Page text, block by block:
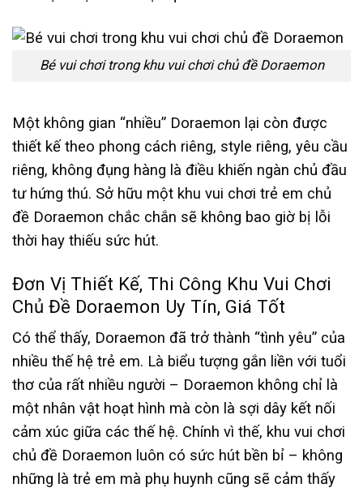
Bé vui chơi trong khu vui chơi chủ đề Doraemon
Một không gian “nhiều” Doraemon lại còn được
thiết kế theo phong cách riêng, style riêng, yêu cầu
riêng, không đụng hàng là điều khiến ngàn chủ đầu
tư hứng thú. Sở hữu một khu vui chơi trẻ em chủ
đề Doraemon chắc chắn sẽ không bao giờ bị lỗi
thời hay thiếu sức hút.
Đơn Vị Thiết Kế, Thi Công Khu Vui Chơi
Chủ Đề Doraemon Uy Tín, Giá Tốt
Có thể thấy, Doraemon đã trở thành “tình yêu” của
nhiều thế hệ trẻ em. Là biểu tượng gắn liền với tuổi
thơ của rất nhiều người – Doraemon không chỉ là
một nhân vật hoạt hình mà còn là sợi dây kết nối
cảm xúc giữa các thế hệ. Chính vì thế, khu vui chơi
chủ đề Doraemon luôn có sức hút bền bỉ – không
những là trẻ em mà phụ huynh cũng sẽ cảm thấy